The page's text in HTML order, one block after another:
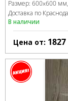
Размер: 600x600 мм
Доставка по
В наличии
Цена от: 1827